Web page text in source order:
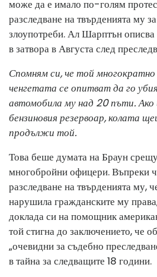
може да е имало по-голям
разследване на твърденията му
злоупотреби. Ал Шарптън
в затвора в Августа след
Спомням си, че той многократно
ченгетата се опитват да го
автомобила му над 20 пъти. Ако
бензиновия резервоар, колата
продължи той.
Това беше думата на Браун
многобройни офицери. Въпреки
разследване на твърденията му,
нарушила гражданските му
доклада си на помощник
той стигна до заключението, че
„очевидни за съдебно
в тайна за следващите 18 години.